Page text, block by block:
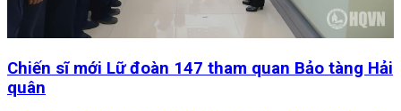
Chiến sĩ mới Lữ đoàn 147 tham quan Bảo tàng Hải
quân